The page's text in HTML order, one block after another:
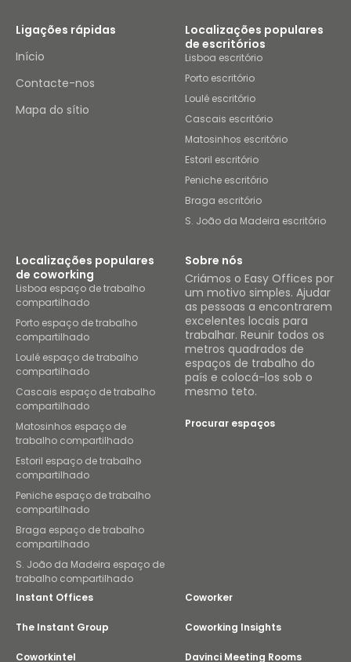
Ligações rápidas
Início
Contacte-nos
Mapa do sítio
Localizações populares
de escritórios
Lisboa escritório
Porto escritório
Loulé escritório
Cascais escritório
Matosinhos escritório
Estoril escritório
Peniche escritório
Braga escritório
S. João da Madeira escritório
Localizações populares
de coworking
Lisboa espaço de trabalho
compartilhado
Porto espaço de trabalho
compartilhado
Loulé espaço de trabalho
compartilhado
Cascais espaço de trabalho
compartilhado
Matosinhos espaço de
trabalho compartilhado
Estoril espaço de trabalho
compartilhado
Peniche espaço de trabalho
compartilhado
Braga espaço de trabalho
compartilhado
S. João da Madeira espaço de
trabalho compartilhado
Sobre nós
Criámos o Easy Offices por
um motivo simples. Ajudar
as pessoas a encontrarem
excelentes locais para
trabalhar. Reunir todos os
metros quadrados de
espaços de trabalho do
país e colocá-los sob o
mesmo teto.
Procurar espaços
Instant Offices Coworker
The Instant Group Coworking Insights
Coworkintel Davinci Meeting Rooms